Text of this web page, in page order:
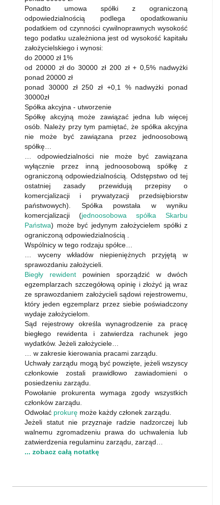
Ponadto umowa spółki z ograniczoną
odpowiedzialnością podlega opodatkowaniu
podatkiem od czynności cywilnoprawnych wysokość
tego podatku uzależniona jest od wysokość kapitału
założycielskiego i wynosi:
do 20000 zł 1%
od 20000 zł do 30000 zł 200 zł + 0,5% nadwyżki
ponad 20000 zł
ponad 30000 zł 250 zł +0,1 % nadwyżki ponad
30000zł
Spółka akcyjna - utworzenie
Spółkę akcyjną może zawiązać jedna lub więcej
osób. Należy przy tym pamiętać, że spółka akcyjna
nie może być zawiązana przez jednoosobową
spółkę…
… odpowiedzialności nie może być zawiązana
wyłącznie przez inną jednoosobową spółkę z
ograniczoną odpowiedzialnością. Odstępstwo od tej
ostatniej zasady przewidują przepisy o
komercjalizacji i prywatyzacji przedsiębiorstw
państwowych). Spółka powstała w wyniku
komercjalizacji (jednoosobowa spółka Skarbu
Państwa) może być jedynym założycielem spółki z
ograniczoną odpowiedzialnością .
Wspólnicy w tego rodzaju spółce…
… wyceny wkładów niepieniężnych przyjętą w
sprawozdaniu założycieli.
Biegły rewident powinien sporządzić w dwóch
egzemplarzach szczegółową opinię i złożyć ją wraz
ze sprawozdaniem założycieli sądowi rejestrowemu,
który jeden egzemplarz przez siebie poświadczony
wydaje założycielom.
Sąd rejestrowy określa wynagrodzenie za pracę
biegłego rewidenta i zatwierdza rachunek jego
wydatków. Jeżeli założyciele…
… w zakresie kierowania pracami zarządu.
Uchwały zarządu mogą być powzięte, jeżeli wszyscy
członkowie zostali prawidłowo zawiadomieni o
posiedzeniu zarządu.
Powołanie prokurenta wymaga zgody wszystkich
członków zarządu.
Odwołać prokurę może każdy członek zarządu.
Jeżeli statut nie przyznaje radzie nadzorczej lub
walnemu zgromadzeniu prawa do uchwalenia lub
zatwierdzenia regulaminu zarządu, zarząd…
... zobacz całą notatkę